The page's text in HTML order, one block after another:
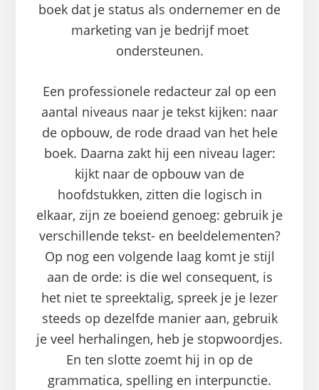
boek dat je status als ondernemer en de
marketing van je bedrijf moet
ondersteunen.
Een professionele redacteur zal op een
aantal niveaus naar je tekst kijken: naar
de opbouw, de rode draad van het hele
boek. Daarna zakt hij een niveau lager:
kijkt naar de opbouw van de
hoofdstukken, zitten die logisch in
elkaar, zijn ze boeiend genoeg: gebruik je
verschillende tekst- en beeldelementen?
Op nog een volgende laag komt je stijl
aan de orde: is die wel consequent, is
het niet te spreektalig, spreek je je lezer
steeds op dezelfde manier aan, gebruik
je veel herhalingen, heb je stopwoordjes.
En ten slotte zoemt hij in op de
grammatica, spelling en interpunctie.